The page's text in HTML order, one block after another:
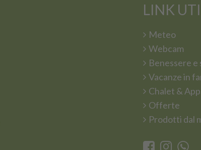
LINK
Meteo
Webcam
Benessere e
Vacanze in
Chalet &
Offerte
Prodotti dal